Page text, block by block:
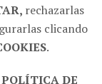
rechazarlas
clicando
.
POLÍTICA DE